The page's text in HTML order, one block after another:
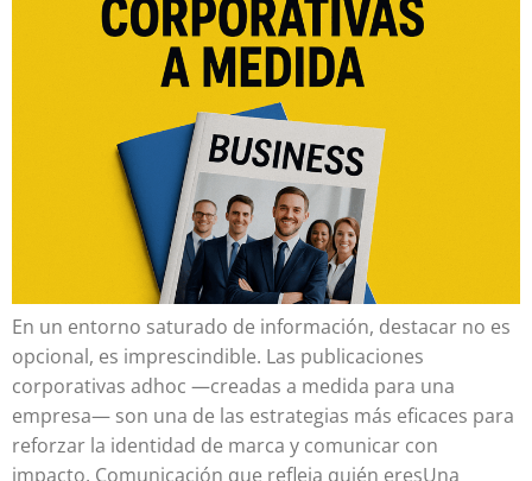
En un entorno saturado de información, destacar no es
opcional, es imprescindible. Las publicaciones
corporativas adhoc —creadas a medida para una
empresa— son una de las estrategias más eficaces para
reforzar la identidad de marca y comunicar con
impacto. Comunicación que refleja quién eresUna